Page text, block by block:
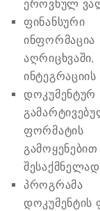
ეროვნულ
პროგრამა
დოკუმენტის